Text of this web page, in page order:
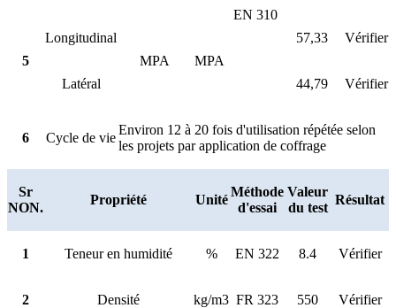
EN 310
5
Longitudinal
MPA
MPA
57,33 Vérifier
Latéral 44,79 Vérifier
6 Cycle de vie
Environ 12 à 20 fois d'utilisation répétée selon
les projets par application de coffrage
Sr
NON.
Propriété Unité
Méthode
d'essai
Valeur
du test
Résultat
1 Teneur en humidité % EN 322 8.4 Vérifier
2 Densité kg/m3 FR 323 550 Vérifier